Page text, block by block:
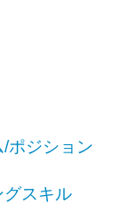
ポジション
スキル